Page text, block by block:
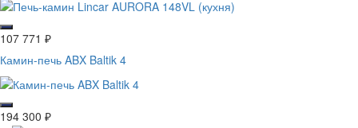
107 771 ₽
Камин-печь ABX Baltik 4
194 300 ₽